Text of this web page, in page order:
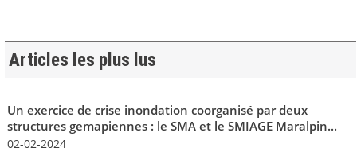
Articles les plus lus
Un exercice de crise inondation coorganisé par deux
structures gemapiennes : le SMA et le SMIAGE Maralpin...
02-02-2024